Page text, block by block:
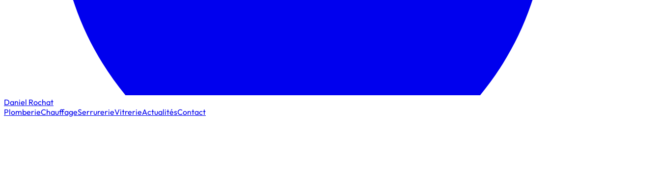
Daniel Rochat
PlomberieChauffageSerrurerieVitrerieActualitésContact